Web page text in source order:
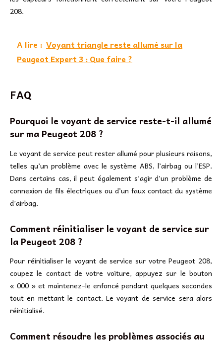
208.
A lire : Voyant triangle reste allumé sur la
Peugeot Expert 3 : Que faire ?
FAQ
Pourquoi le voyant de service reste-t-il allumé
sur ma Peugeot 208 ?
Le voyant de service peut rester allumé pour plusieurs raisons,
telles qu’un problème avec le système ABS, l’airbag ou l’ESP.
Dans certains cas, il peut également s’agir d’un problème de
connexion de fils électriques ou d’un faux contact du système
d’airbag.
Comment réinitialiser le voyant de service sur
la Peugeot 208 ?
Pour réinitialiser le voyant de service sur votre Peugeot 208,
coupez le contact de votre voiture, appuyez sur le bouton
« 000 » et maintenez-le enfoncé pendant quelques secondes
tout en mettant le contact. Le voyant de service sera alors
réinitialisé.
Comment résoudre les problèmes associés au